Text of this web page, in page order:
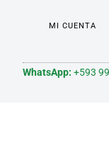
MI CUENTA
WhatsApp: +593